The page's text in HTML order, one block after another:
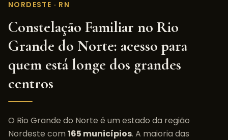
NORDESTE · RN
Constelação Familiar no Rio
Grande do Norte: acesso para
quem está longe dos grandes
centros
O Rio Grande do Norte é um estado da região
Nordeste com 165 municípios. A maioria das